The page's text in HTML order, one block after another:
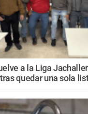
a la Liga
quedar una sola